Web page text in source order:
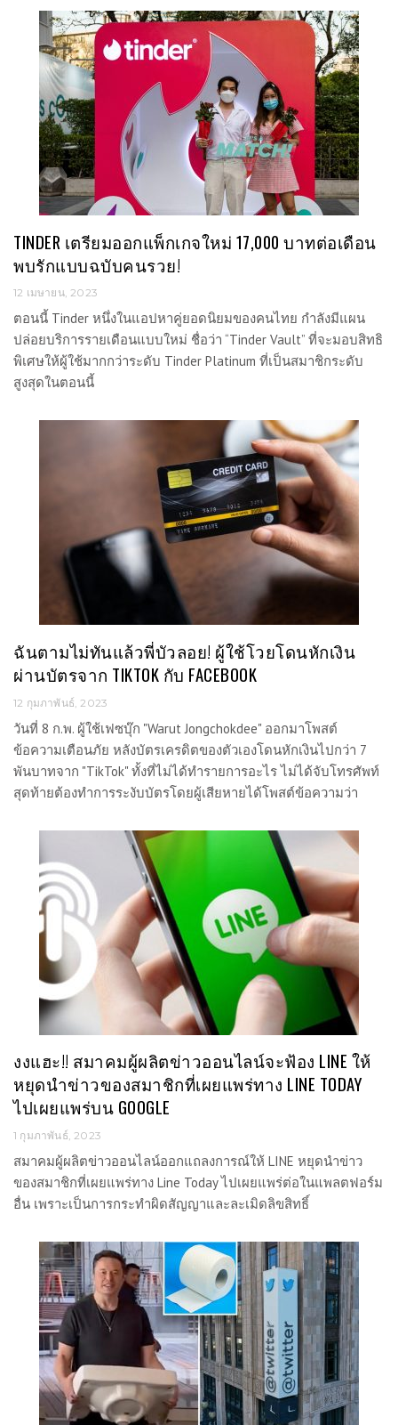
TINDER เตรียมออกแพ็กเกจใหม่ 17,000 บาทต่อเดือน
พบรักแบบฉบับคนรวย!
12 เมษายน, 2023
ตอนนี้ Tinder หนึ่งในแอปหาคู่ยอดนิยมของคนไทย กำลังมีแผน
ปล่อยบริการรายเดือนแบบใหม่ ชื่อว่า “Tinder Vault” ที่จะมอบสิทธิ
พิเศษให้ผู้ใช้มากกว่าระดับ Tinder Platinum ที่เป็นสมาชิกระดับ
สูงสุดในตอนนี้
ฉันตามไม่ทันแล้วพี่บัวลอย! ผู้ใช้โวยโดนหักเงิน
ผ่านบัตรจาก TIKTOK กับ FACEBOOK
12 กุมภาพันธ์, 2023
วันที่ 8 ก.พ. ผู้ใช้เฟซบุ๊ก "Warut Jongchokdee" ออกมาโพสต์
ข้อความเตือนภัย หลังบัตรเครดิตของตัวเองโดนหักเงินไปกว่า 7
พันบาทจาก "TikTok" ทั้งที่ไม่ได้ทำรายการอะไร ไม่ได้จับโทรศัพท์
สุดท้ายต้องทำการระงับบัตรโดยผู้เสียหายได้โพสต์ข้อความว่า
งงแฮะ!! สมาคมผู้ผลิตข่าวออนไลน์จะฟ้อง LINE ให้
หยุดนำข่าวของสมาชิกที่เผยแพร่ทาง LINE TODAY
ไปเผยแพร่บน GOOGLE
1 กุมภาพันธ์, 2023
สมาคมผู้ผลิตข่าวออนไลน์ออกแถลงการณ์ให้ LINE หยุดนำข่าว
ของสมาชิกที่เผยแพร่ทาง Line Today ไปเผยแพร่ต่อในแพลตฟอร์ม
อื่น เพราะเป็นการกระทำผิดสัญญาและละเมิดลิขสิทธิ์